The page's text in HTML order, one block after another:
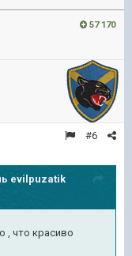
57 170
#6
evilpuzatik
, что красиво